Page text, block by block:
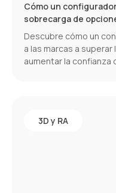
Cómo un
sobrecarga de
Descubre cómo un
a las marcas a
aumentar la confianza
3D y RA